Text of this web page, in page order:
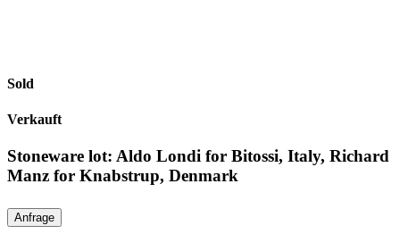
Sold
Verkauft
Stoneware lot: Aldo Londi for Bitossi, Italy, Richard
Manz for Knabstrup, Denmark
Anfrage